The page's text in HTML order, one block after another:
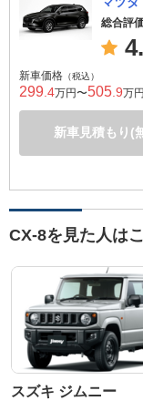
総合評
新車価格 （税込）
299 .4万円〜505 .9万円
新車見積もり(
CX-8を見た人は
スズキ ジムニー